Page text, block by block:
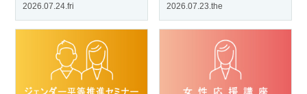
2026.07.24.fri
2026.07.23.the